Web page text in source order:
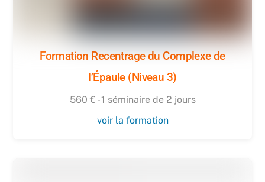
Formation Recentrage du Complexe de
l’Épaule (Niveau 3)
560 € - 1 séminaire de 2 jours
voir la formation